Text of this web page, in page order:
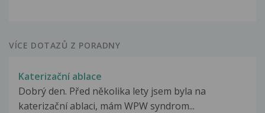
VÍCE DOTAZŮ Z PORADNY
Katerizační ablace
Dobrý den. Před několika lety jsem byla na
katerizační ablaci, mám WPW syndrom...